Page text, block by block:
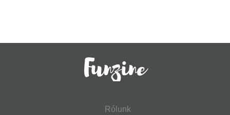
Rólunk